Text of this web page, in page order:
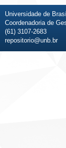
Universidade de
Coordenadoria de
(61) 3107-2683
repositorio@unb.br